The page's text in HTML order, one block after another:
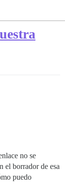
no se
el borrador de esa
puedo